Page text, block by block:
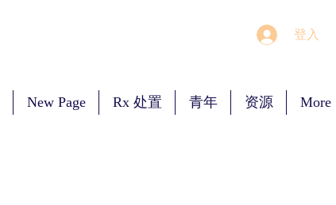
登入
New Page Rx 处置 青年 资源 More